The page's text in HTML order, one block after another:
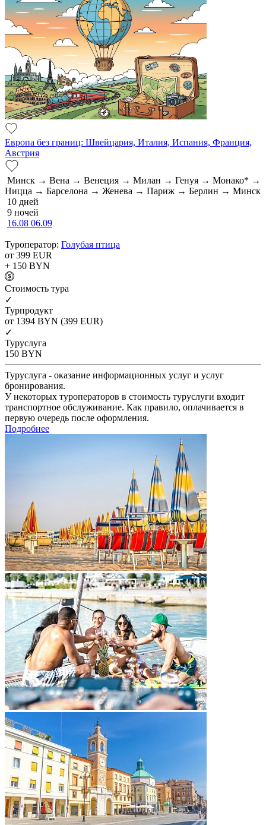
Европа без границ: Швейцария, Италия, Испания, Франция,
Австрия
Минск → Вена → Венеция → Милан → Генуя → Монако* →
Ницца → Барселона → Женева → Париж → Берлин → Минск
10 дней
9 ночей
16.08 06.09
Туроператор: Голубая птица
от 399 EUR
+ 150 BYN
Cтоимость тура
✓
Турпродукт
от 1394 BYN (399 EUR)
✓
Туруслуга
150 BYN
Туруслуга - оказание информационных услуг и услуг
бронирования.
У некоторых туроператоров в стоимость туруслуги входит
транспортное обслуживание. Как правило, оплачивается в
первую очередь после оформления.
Подробнее